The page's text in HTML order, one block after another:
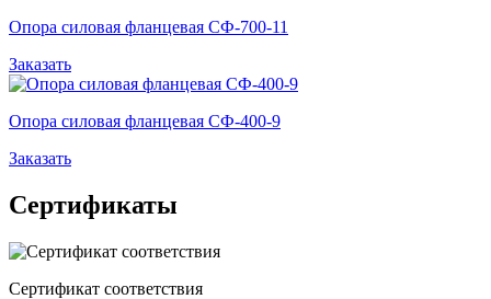
Опора силовая фланцевая СФ-700-11
Заказать
Опора силовая фланцевая СФ-400-9
Заказать
Сертификаты
Сертификат соответствия